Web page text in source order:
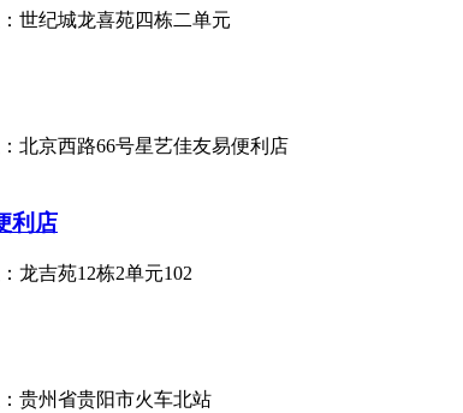
世纪城龙喜苑四栋二单元
北京西路66号星艺佳友易便利店
利店
龙吉苑12栋2单元102
贵州省贵阳市火车北站